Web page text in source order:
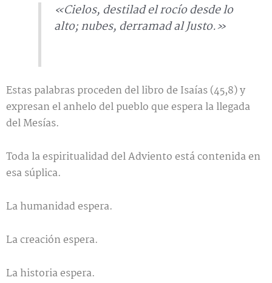
«Cielos, destilad el rocío desde lo
alto; nubes, derramad al Justo.»
Estas palabras proceden del libro de Isaías (45,8) y
expresan el anhelo del pueblo que espera la llegada
del Mesías.
Toda la espiritualidad del Adviento está contenida en
esa súplica.
La humanidad espera.
La creación espera.
La historia espera.